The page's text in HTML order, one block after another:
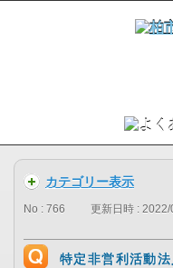
カテゴリー表示
No : 766 更新日時 :
特定非営利活動